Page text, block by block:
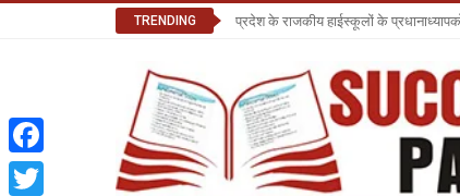
TRENDING प्रदेश के राजकीय हाईस्कूलों के
Facebook